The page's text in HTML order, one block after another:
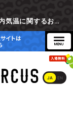
【重要】東京ミステリーサーカスの館内気温に関するお詫びとご参加辞退時の返金対応について
JA EN